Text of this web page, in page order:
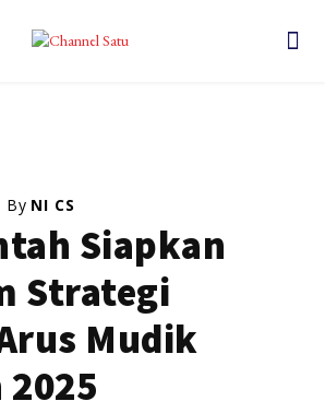
By NI CS
Siapkan
Strategi
Mudik
2025